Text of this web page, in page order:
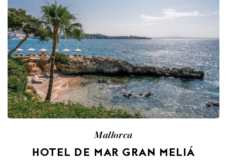
Mallorca
HOTEL DE MAR GRAN MELIÁ